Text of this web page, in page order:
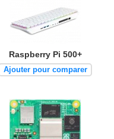
Raspberry Pi 500+
Ajouter pour comparer